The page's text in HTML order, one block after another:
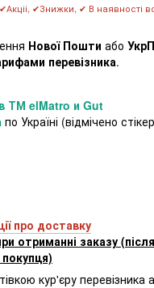
✔Знижки, ✔ В наявності
Нової Пошти або
перевізника.
ТМ elMatro и Gut
по Україні (відмічено
про доставку
отриманні заказу
покупця)
кур'єру перевізника